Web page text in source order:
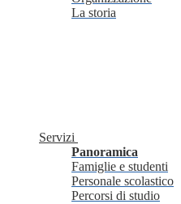
La storia
Servizi
Panoramica
Famiglie e studenti
Personale scolastico
Percorsi di studio